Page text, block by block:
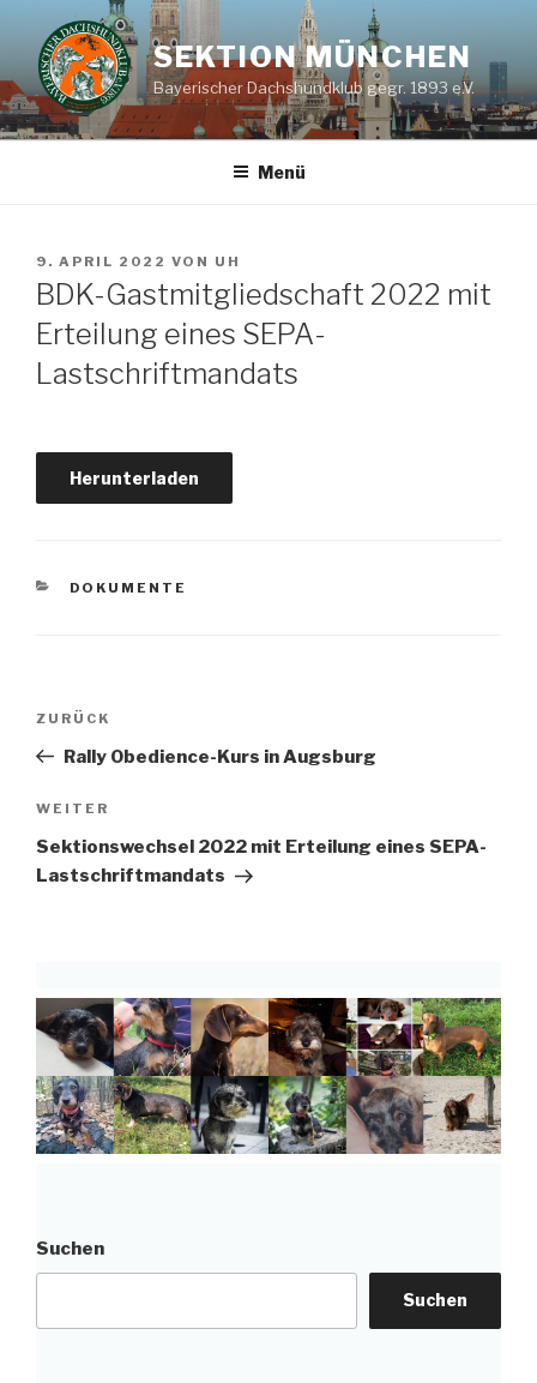
Inhalt
springen
SEKTION MÜNCHEN
Bayerischer Dachshundklub gegr. 1893 e.V.
Menü
VERÖFFENTLICHT
AM
9. APRIL 2022 VON UH
BDK-Gastmitgliedschaft 2022 mit
Erteilung eines SEPA-
Lastschriftmandats
Herunterladen
KATEGORIEN
DOKUMENTE
Beitragsnavigation
Vorheriger
Beitrag
ZURÜCK
Rally Obedience-Kurs in Augsburg
Nächster
Beitrag
WEITER
Sektionswechsel 2022 mit Erteilung eines SEPA-
Lastschriftmandats
Suchen
Suchen